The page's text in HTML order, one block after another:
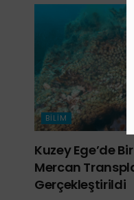
BILIM
Kuzey Ege’de
Mercan
Gerçekleştirildi